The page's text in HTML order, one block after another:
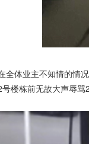
体业主不知情的情况
楼栋前无故大声辱